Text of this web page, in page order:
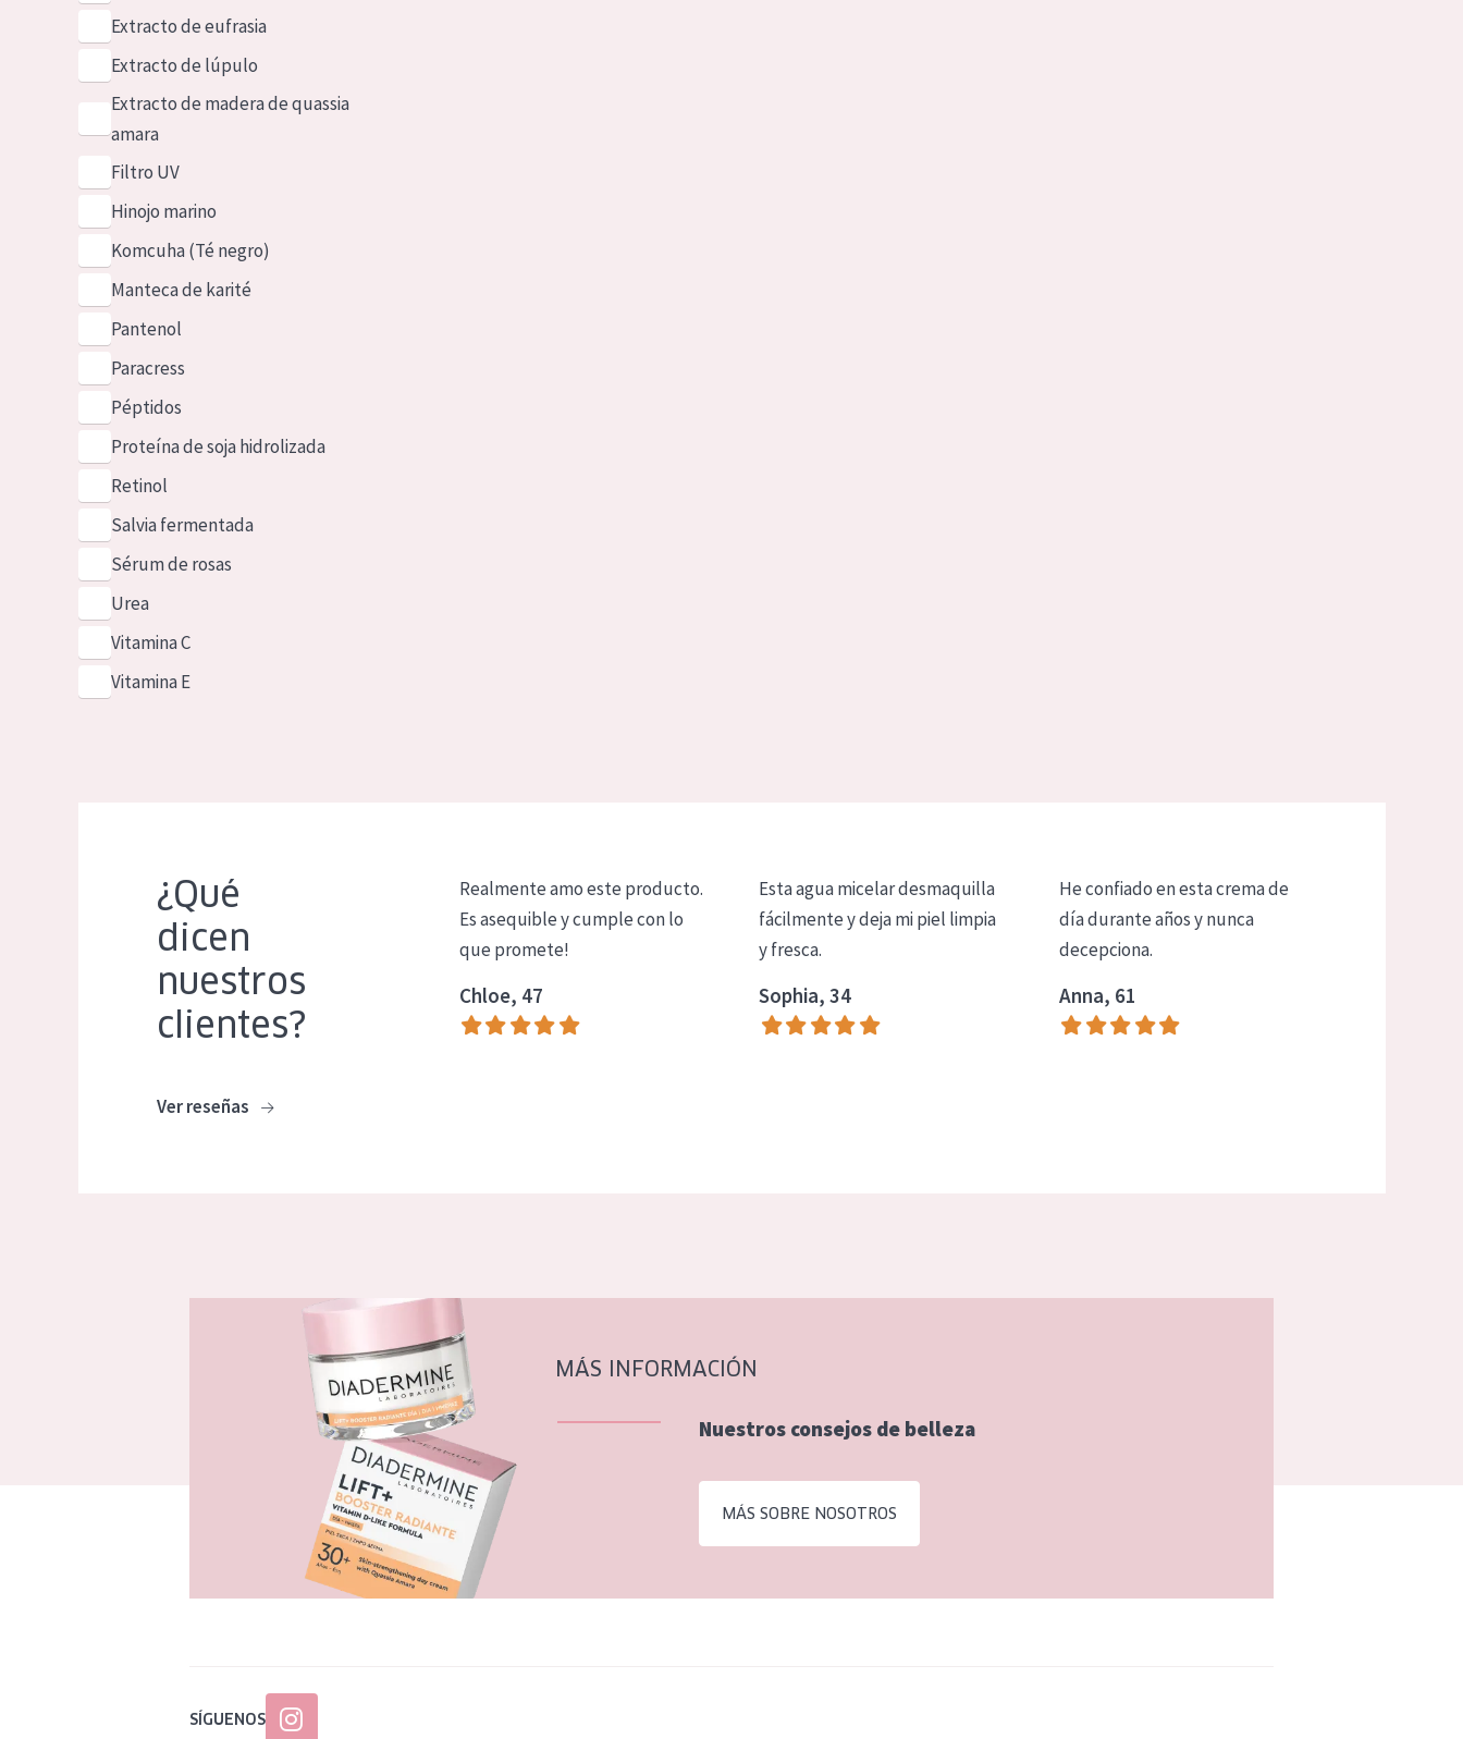
Extracto de eufrasia
Extracto de lúpulo
Extracto de madera de quassia
amara
Filtro UV
Hinojo marino
Komcuha (Té negro)
Manteca de karité
Pantenol
Paracress
Péptidos
Proteína de soja hidrolizada
Retinol
Salvia fermentada
Sérum de rosas
Urea
Vitamina C
Vitamina E
¿Qué
dicen
nuestros
clientes?
Ver reseñas
Realmente amo este producto.
Es asequible y cumple con lo
que promete!
Chloe, 47
Esta agua micelar desmaquilla
fácilmente y deja mi piel limpia
y fresca.
Sophia, 34
He confiado en esta crema de
día durante años y nunca
decepciona.
Anna, 61
MÁS INFORMACIÓN
Nuestros consejos de belleza
MÁS SOBRE NOSOTROS
SÍGUENOS